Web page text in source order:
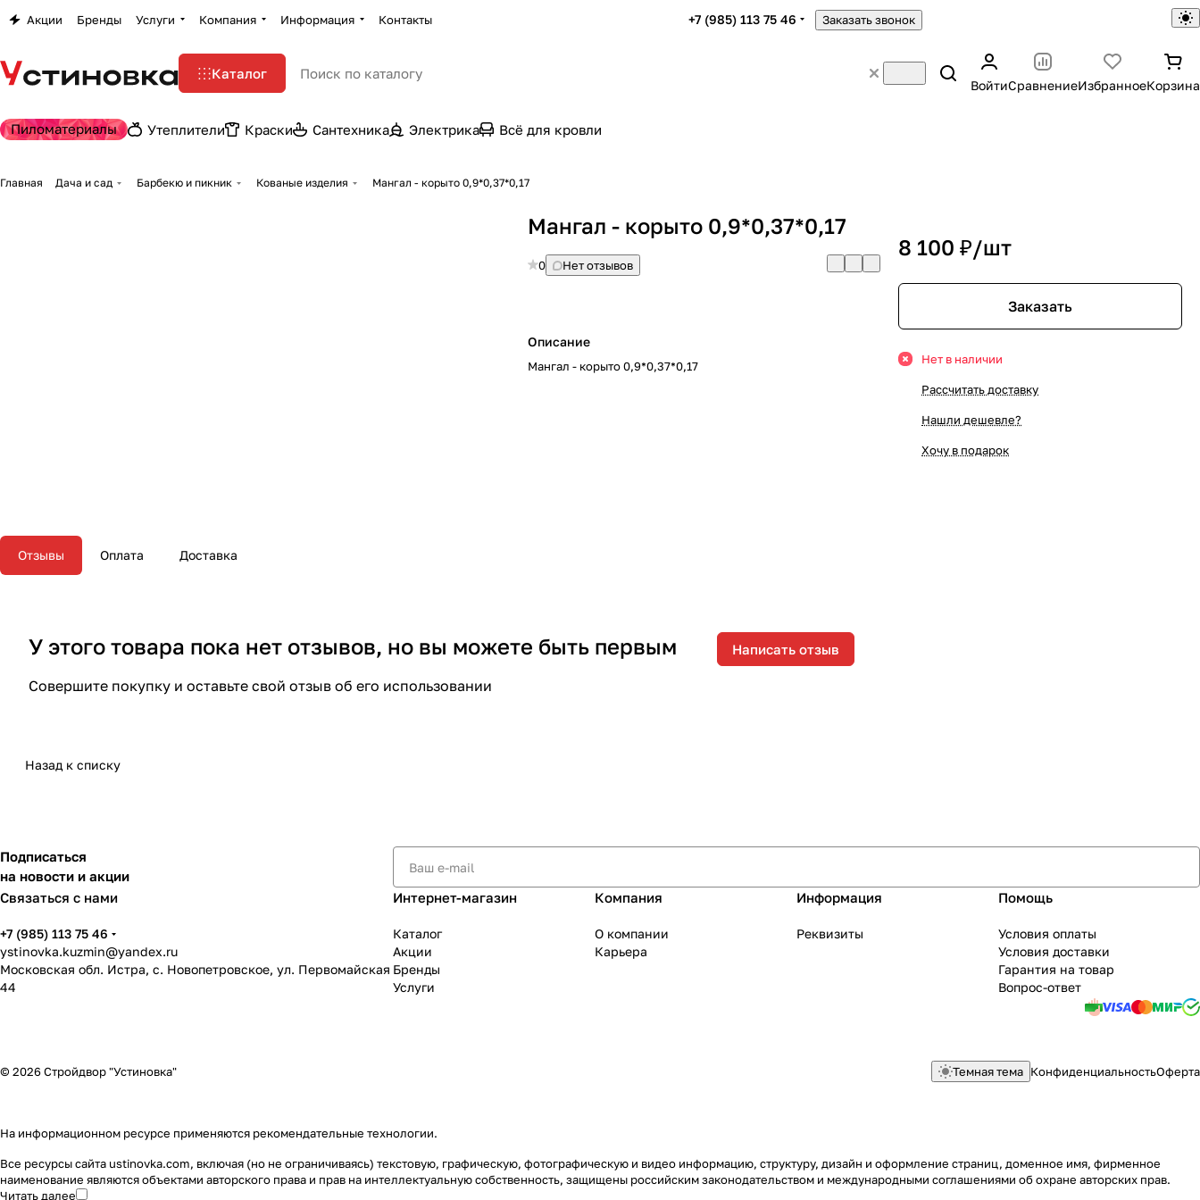
Акции Бренды Услуги Компания Информация Контакты +7 (985) 113 75 46 Заказать звонок
Каталог
ВойтиСравнениеИзбранноеКорзина
Пиломатериалы Утеплители Краски Сантехника Электрика Всё для кровли
Главная Дача и сад Барбекю и пикник Кованые изделия Мангал - корыто 0,9*0,37*0,17
Мангал - корыто 0,9*0,37*0,17
0 Нет отзывов
Описание
Мангал - корыто 0,9*0,37*0,17
8 100 ₽/шт
Заказать
Нет в наличии
Рассчитать доставку
Нашли дешевле?
Хочу в подарок
Отзывы Оплата Доставка
У этого товара пока нет отзывов, но вы можете быть первым
Совершите покупку и оставьте свой отзыв об его использовании
Написать отзыв
Назад к списку
Подписаться
на новости и акции
Связаться с нами
+7 (985) 113 75 46
ystinovka.kuzmin@yandex.ru
Московская обл. Истра, с. Новопетровское, ул. Первомайская
44
Интернет-магазин
Каталог
Акции
Бренды
Услуги
Компания
О компании
Карьера
Информация
Реквизиты
Помощь
Условия оплаты
Условия доставки
Гарантия на товар
Вопрос-ответ
© 2026 Стройдвор "Устиновка" Темная тема КонфиденциальностьОферта
На информационном ресурсе применяются рекомендательные технологии.
Все ресурсы сайта ustinovka.com, включая (но не ограничиваясь) текстовую, графическую, фотографическую и видео информацию, структуру, дизайн и оформление страниц, доменное имя, фирменное
наименование являются объектами авторского права и прав на интеллектуальную собственность, защищены российским законодательством и международными соглашениями об охране авторских прав.
Читать далее